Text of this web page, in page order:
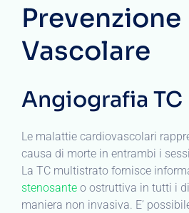
Prevenzione
Vascolare
Angiografia TC
Le malattie cardiovascolari
causa di morte in entrambi i
La TC multistrato fornisce
stenosante o ostruttiva in tutti i
maniera non invasiva. E’